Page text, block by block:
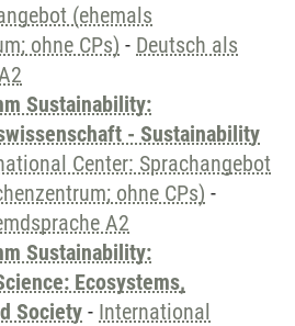
(ehemals
ohne CPs) - Deutsch als
Sustainability:
- Sustainability
Center: Sprachangebot
ohne CPs) -
A2
Sustainability:
Ecosystems,
Society - International